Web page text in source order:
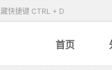
快捷键 CTRL + D
首页